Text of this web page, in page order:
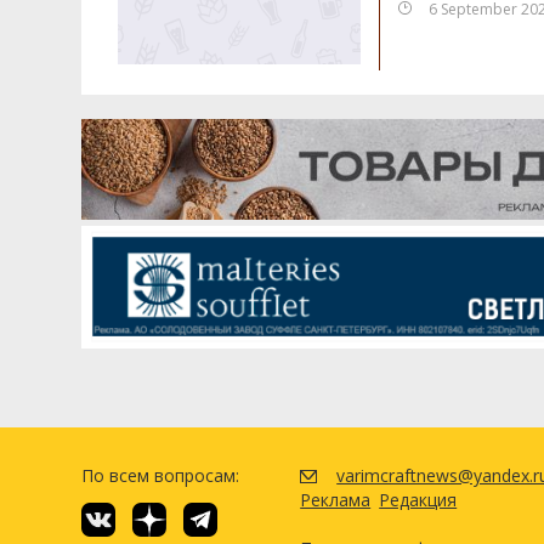
6 September
По всем вопросам:
Реклама Редакция